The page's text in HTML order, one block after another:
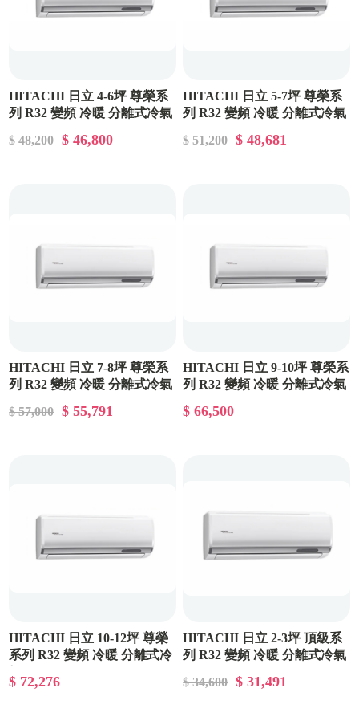
HITACHI 日立 4-6坪 尊榮系
列 R32 變頻 冷暖 分離式冷氣
$ 48,200
$ 46,800
HITACHI 日立 5-7坪 尊榮系
列 R32 變頻 冷暖 分離式冷氣
$ 51,200
$ 48,681
HITACHI 日立 7-8坪 尊榮系
列 R32 變頻 冷暖 分離式冷氣
$ 57,000
$ 55,791
HITACHI 日立 9-10坪 尊榮系
列 R32 變頻 冷暖 分離式冷氣
$ 66,500
HITACHI 日立 10-12坪 尊榮
系列 R32 變頻 冷暖 分離式冷
$ 72,276
HITACHI 日立 2-3坪 頂級系
列 R32 變頻 冷暖 分離式冷氣
$ 34,600
$ 31,491